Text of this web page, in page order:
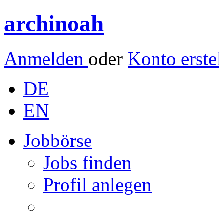
archinoah
Anmelden oder Konto
DE
EN
Jobbörse
Jobs finden
Profil anlegen